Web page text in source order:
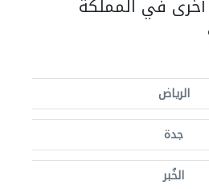
في المملكة
الرياض
جدة
الخُبر